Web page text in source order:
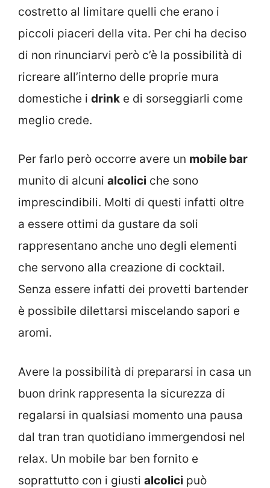
costretto al limitare quelli che erano i
piccoli piaceri della vita. Per chi ha deciso
di non rinunciarvi però c’è la possibilità di
ricreare all’interno delle proprie mura
domestiche i drink e di sorseggiarli come
meglio crede.
Per farlo però occorre avere un mobile bar
munito di alcuni alcolici che sono
imprescindibili. Molti di questi infatti oltre
a essere ottimi da gustare da soli
rappresentano anche uno degli elementi
che servono alla creazione di cocktail.
Senza essere infatti dei provetti bartender
è possibile dilettarsi miscelando sapori e
aromi.
Avere la possibilità di prepararsi in casa un
buon drink rappresenta la sicurezza di
regalarsi in qualsiasi momento una pausa
dal tran tran quotidiano immergendosi nel
relax. Un mobile bar ben fornito e
soprattutto con i giusti alcolici può